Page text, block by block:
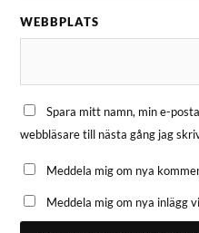
WEBBPLATS
Spara mitt namn, min e-
webbläsare till nästa gång jag
Meddela mig om nya
Meddela mig om nya inlägg